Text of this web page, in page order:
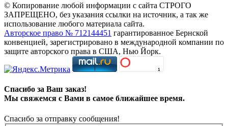
© Копирование любой информации с сайта СТРОГО
ЗАПРЕЩЕНО, без указания ссылки на источник, а так же
использование любого материала сайта.
Авторское право № 712144451 гарантированное Бернской
конвенцией, зарегистрировано в международной компании по
защите авторского права в США, Нью Йорк.
Спасибо за Ваш заказ!
Мы свяжемся с Вами в самое ближайшее время.
Спасибо за отправку сообщения!